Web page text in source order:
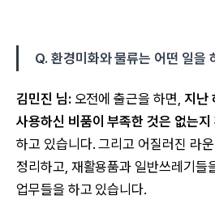
Q. 환경미화와 물류는 어떤 일을
김민진 님: 오전에 출근을 하면, 지난
사용하신 비품이 부족한 것은 없는
하고 있습니다. 그리고 어질러진 라
정리하고, 재활용품과 일반쓰레기들
업무들을 하고 있습니다.